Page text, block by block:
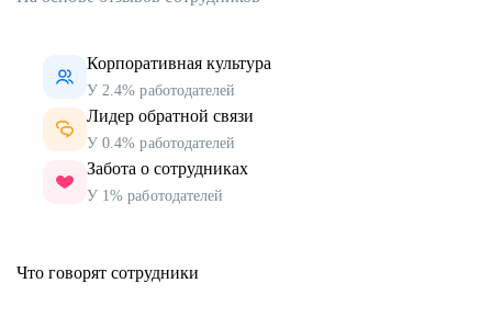
Корпоративная культура
У 2.4% работодателей
Лидер обратной связи
У 0.4% работодателей
Забота о сотрудниках
У 1% работодателей
Что говорят сотрудники